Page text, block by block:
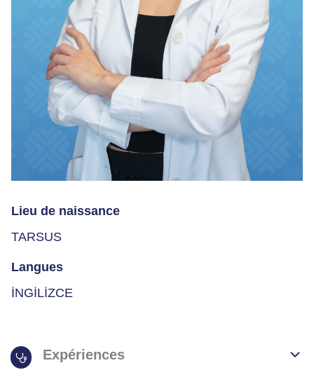
Lieu de naissance
TARSUS
Langues
İNGİLİZCE
Expériences